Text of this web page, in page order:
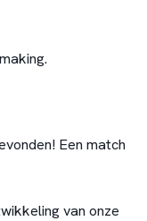
Een match
van onze